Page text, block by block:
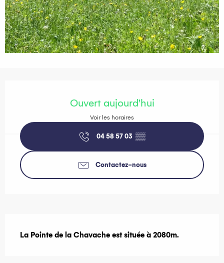
Ouvert aujourd'hui
Voir les horaires
04 58 57 03 ▒▒
Contactez-nous
La Pointe de la Chavache est située à 2080m.